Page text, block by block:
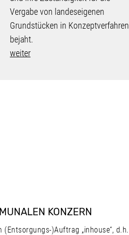
Vergabe von landeseigenen
Grundstücken in Konzeptverfahren
bejaht.
weiter
KONZERN
)Auftrag „inhouse“, d.h.